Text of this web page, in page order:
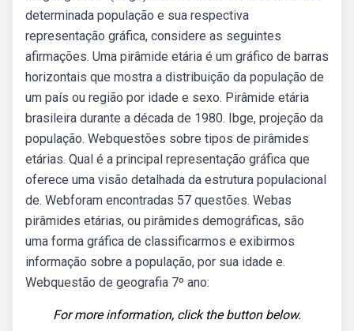
determinada população e sua respectiva
representação gráfica, considere as seguintes
afirmações. Uma pirâmide etária é um gráfico de barras
horizontais que mostra a distribuição da população de
um país ou região por idade e sexo. Pirâmide etária
brasileira durante a década de 1980. Ibge, projeção da
população. Webquestões sobre tipos de pirâmides
etárias. Qual é a principal representação gráfica que
oferece uma visão detalhada da estrutura populacional
de. Webforam encontradas 57 questões. Webas
pirâmides etárias, ou pirâmides demográficas, são
uma forma gráfica de classificarmos e exibirmos
informação sobre a população, por sua idade e.
Webquestão de geografia 7º ano:
For more information, click the button below.